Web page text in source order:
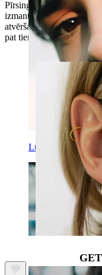
Lūpas
Pīrsinga riņķi var atvērt
izmantojot nedaudz
atvēršana un aizvēršana,
pat tiem, kuriem nav